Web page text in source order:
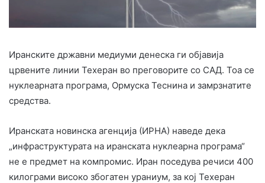
Иранските државни медиуми денеска ги објавија
црвените линии Техеран во преговорите со САД. Тоа се
нуклеарната програма, Ормуска Теснина и замрзнатите
средства.
Иранската новинска агенција (ИРНА) наведе дека
„инфраструктурата на иранската нуклеарна програма“
не е предмет на компромис. Иран поседува речиси 400
килограми високо збогатен ураниум, за кој Техеран